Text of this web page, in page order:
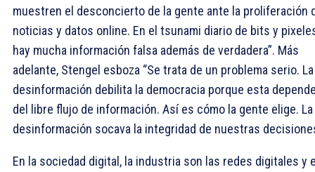
muestren el desconcierto de la gente ante la proliferación
noticias y datos online. En el tsunami diario de bits y
hay mucha información falsa además de verdadera”. Más
adelante, Stengel esboza “Se trata de un problema serio. La
desinformación debilita la democracia porque esta
del libre flujo de información. Así es cómo la gente elige. La
desinformación socava la integridad de nuestras
En la sociedad digital, la industria son las redes digitales y